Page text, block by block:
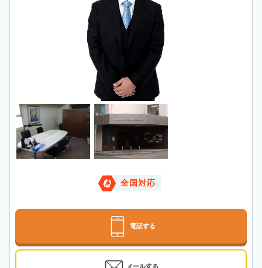
全国対応
電話する
メールする